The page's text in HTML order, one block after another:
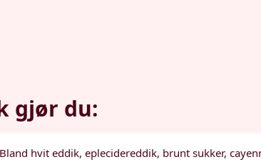
gjør du:
Bland hvit eddik, eplecidereddik, brunt sukker,